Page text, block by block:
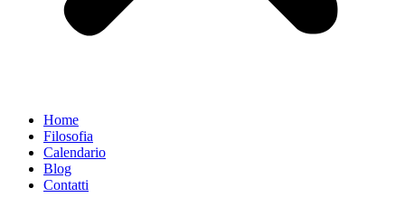
Home
Filosofia
Calendario
Blog
Contatti